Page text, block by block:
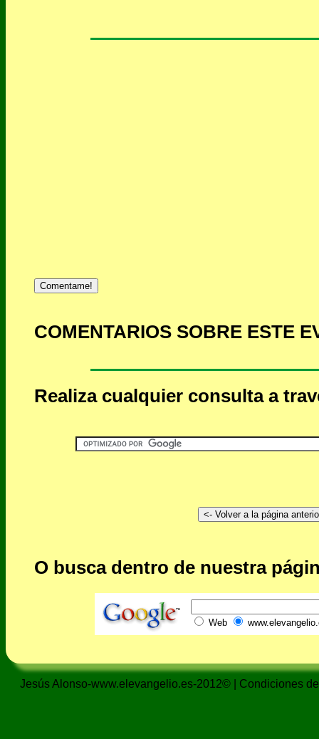
Comentame!
COMENTARIOS SOBRE ESTE
Realiza cualquier consulta a
O busca dentro de nuestra
Web
Jesús Alonso-www.elevangelio.es-2012© | Condiciones